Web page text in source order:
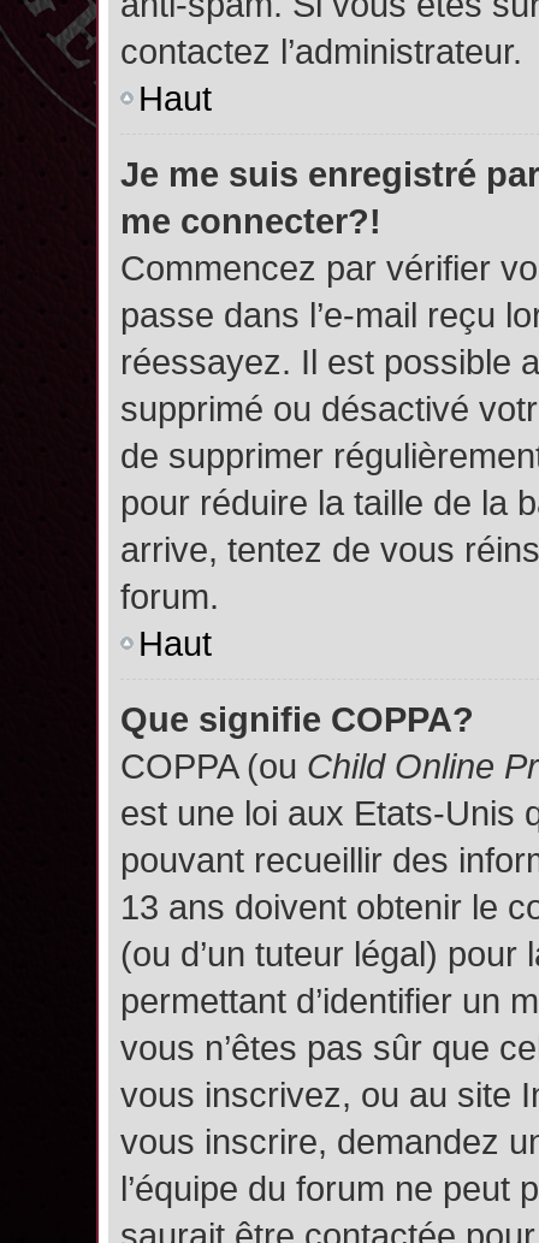
contactez l’administrateur.
Haut
Je me suis enregistré
me connecter?!
Commencez par vérifier
passe dans l’e-mail reçu
réessayez. Il est possible
supprimé ou désactivé
de supprimer
pour réduire la taille de la
arrive, tentez de vous
forum.
Haut
Que signifie COPPA?
COPPA (ou Child Online
est une loi aux Etats-Unis
pouvant recueillir des
13 ans doivent obtenir le
(ou d’un tuteur légal)
permettant d’identifier un
vous n’êtes pas sûr que
vous inscrivez, ou au site
vous inscrire, demandez
l’équipe du forum ne peut